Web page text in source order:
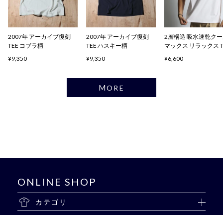
2007年 アーカイブ復刻
TEE コブラ柄
¥9,350
2007年 アーカイブ復刻
TEE ハスキー柄
¥9,350
2層構造 吸水速乾ク
マックス リラックス
¥6,600
MORE
ONLINE SHOP
カテゴリ